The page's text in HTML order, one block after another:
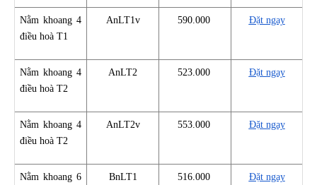
Nằm khoang 4
điều hoà T1
AnLT1v 590.000 Đặt ngay
Nằm khoang 4
điều hoà T2
AnLT2 523.000 Đặt ngay
Nằm khoang 4
điều hoà T2
AnLT2v 553.000 Đặt ngay
Nằm khoang 6
BnLT1 516.000 Đặt ngay